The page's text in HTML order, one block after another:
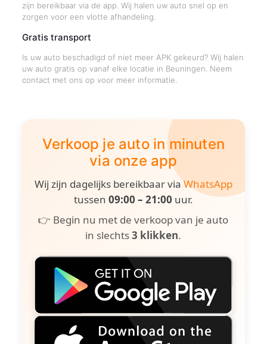
zijn bereikbaar via de app. Wij halen uw auto snel op en
zorgen voor een vlotte afhandeling.
Gratis transport
Is uw auto beschadigd of niet meer APK gekeurd? Wij halen
uw auto gratis op vanaf elke locatie in Beuningen. Neem
contact met ons op voor meer informatie.
Verkoop je auto in minuten
via onze app
Wij zijn dagelijks bereikbaar viaWhatsApp
tussen 09:00 – 21:00 uur.
👉 Begin nu met de verkoop van je auto
in slechts3 klikken.